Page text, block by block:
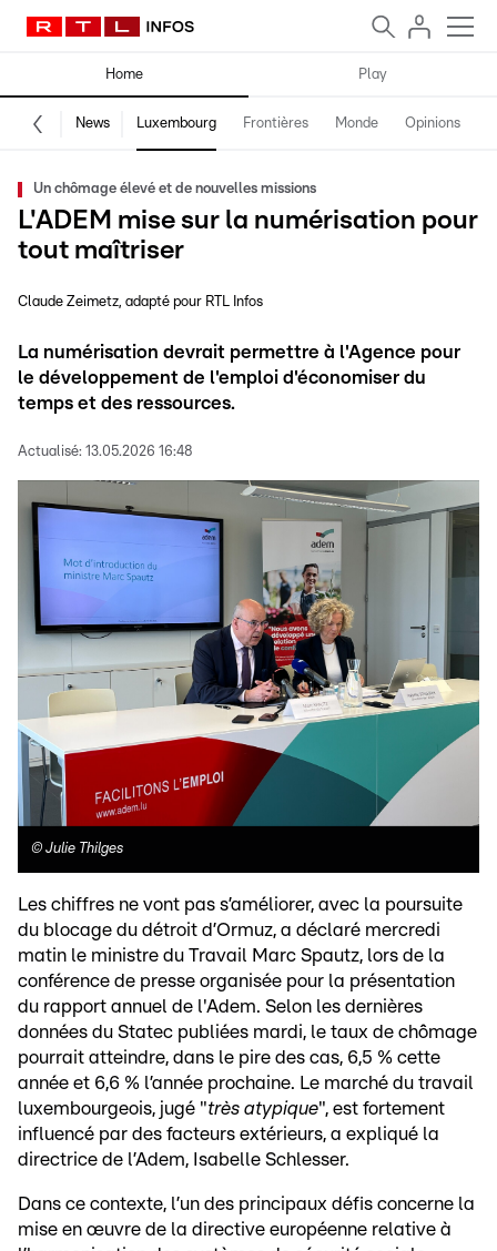
Home Play
News Luxembourg Frontières Monde Opinions
Un chômage élevé et de nouvelles missions
L'ADEM mise sur la numérisation pour
tout maîtriser
Claude Zeimetz adapté pour RTL Infos
La numérisation devrait permettre à l'Agence pour
le développement de l'emploi d'économiser du
temps et des ressources.
Actualisé: 13.05.2026 16:48
© Julie Thilges
Les chiffres ne vont pas s’améliorer, avec la poursuite
du blocage du détroit d’Ormuz, a déclaré mercredi
matin le ministre du Travail Marc Spautz, lors de la
conférence de presse organisée pour la présentation
du rapport annuel de l'Adem. Selon les dernières
données du Statec publiées mardi, le taux de chômage
pourrait atteindre, dans le pire des cas, 6,5 % cette
année et 6,6 % l’année prochaine. Le marché du travail
luxembourgeois, jugé "très atypique", est fortement
influencé par des facteurs extérieurs, a expliqué la
directrice de l’Adem, Isabelle Schlesser.
Dans ce contexte, l’un des principaux défis concerne la
mise en œuvre de la directive européenne relative à